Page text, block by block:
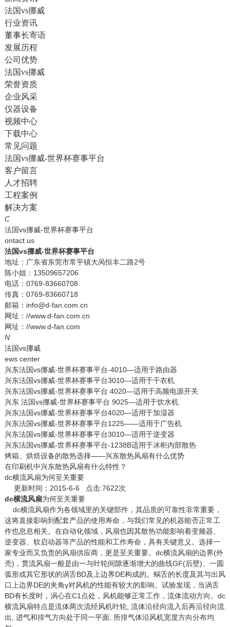
法国vs挪威
行业资讯
董事长寄语
发展历程
公司优势
法国vs挪威
荣誉资质
企业风采
仪器设备
视频中心
下载中心
常见问题
法国vs挪威-世界杯赛事平台
客户留言
人才招聘
工程案例
解决方案
C
法国vs挪威-世界杯赛事平台
ontact us
法国vs挪威-世界杯赛事平台
地址：广东省东莞市常平镇大呙恒丰二路2号
陈小姐：13509657206
电话：0769-83660708
传真：0769-83660718
邮箱：info@d-fan.com.cn
网址：//www.d-fan.com.cn
网址：//www.d-fan.com
N
法国vs挪威
ews center
兴东法国vs挪威-世界杯赛事平台-4010—适用于路由器
兴东法国vs挪威-世界杯赛事平台3010—适用于干衣机
兴东法国vs挪威-世界杯赛事平台 4020—适用于高频电源开关
兴东 法国vs挪威-世界杯赛事平台 9025—适用于饮水机
兴东法国vs挪威-世界杯赛事平台4020—适用于加湿器
兴东法国vs挪威-世界杯赛事平台1225——适用于广告机
兴东法国vs挪威-世界杯赛事平台3010—适用于逆变器
兴东法国vs挪威-世界杯赛事平台-1238B适用于冰柜内部散热
烤箱、烘焙设备的散热选择——兴东散热风扇有什么优势
在印刷机中兴东散热风扇有什么特性？
dc横流风扇为何至关重要
更新时间：2015-6-6 点击:7622次
dc横流风扇为何至关重要
dc横流风扇作为各领域里的关键部件，其品质的可靠性非常重要，
这将直接影响到配套产品的使用寿命，与我们常见的机器能否正常工
作也息息相关。在自动化领域，风扇也因其散热功能影响着变频器、
逆变器、软启动器等产品的性能和工作寿命，具有关键意义。选择一
家专业而又负责的风扇供应商，更是至关重要。dc横流风扇的边界(外
壳)，贯流风扇一般是由一与叶轮间隙逐渐增大的曲线GF(后壁)、一圆
弧形或其它形状的涡舌BD及上边界DE构成的。蜗舌的长度及其与出风
口上边界DE的夹角γ对风机的性能有较大的影响。试验发现，当涡舌
BD有长度时，涡心在C1点处，风机能够正常工作，流体流动方向。dc
横流风扇特点是流体两次流经风机叶轮, 流体沿径向流入后再沿径向流
出, 进气和排气方向处于同一平面, 所排气体沿风机宽度方向分布均